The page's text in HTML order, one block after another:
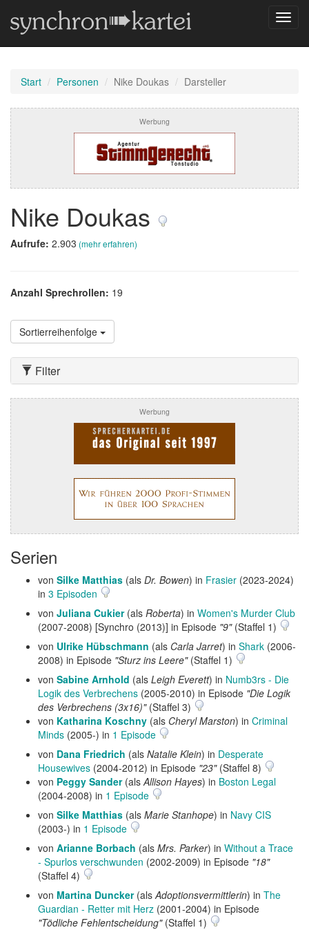
Start Personen Nike Doukas Darsteller
Werbung
Nike Doukas
Aufrufe: 2.903 (mehr erfahren)
Anzahl Sprechrollen: 19
Sortierreihenfolge
Filter
Werbung
Serien
von Silke Matthias (als Dr. Bowen) in Frasier (2023-2024)
in 3 Episoden
von Juliana Cukier(als Roberta) in Women's Murder Club
(2007-2008) [Synchro (2013)] in Episode "9"(Staffel 1)
von Ulrike Hübschmann (als Carla Jarret) in Shark (2006-
2008) in Episode "Sturz ins Leere"(Staffel 1)
von Sabine Arnhold (als Leigh Everett) in Numb3rs - Die
Logik des Verbrechens (2005-2010) in Episode "Die Logik
des Verbrechens (3x16)"(Staffel 3)
von Katharina Koschny (als Cheryl Marston) in Criminal
Minds (2005-) in 1 Episode
von Dana Friedrich (als Natalie Klein) in Desperate
Housewives (2004-2012) in Episode "23"(Staffel 8)
von Peggy Sander(alsAllison Hayes) in Boston Legal
(2004-2008) in 1 Episode
von Silke Matthias (als Marie Stanhope) in Navy CIS
(2003-) in 1 Episode
von Arianne Borbach (als Mrs. Parker) in Without a Trace
- Spurlos verschwunden (2002-2009) in Episode "18"
(Staffel 4)
von Martina Duncker(alsAdoptionsvermittlerin) in The
Guardian - Retter mit Herz (2001-2004) in Episode
"Tödliche Fehlentscheidung"(Staffel 1)